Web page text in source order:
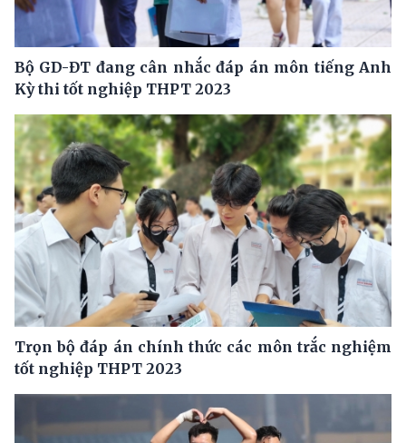
Bộ GD-ĐT đang cân nhắc đáp án môn tiếng Anh
Kỳ thi tốt nghiệp THPT 2023
Trọn bộ đáp án chính thức các môn trắc nghiệm
tốt nghiệp THPT 2023